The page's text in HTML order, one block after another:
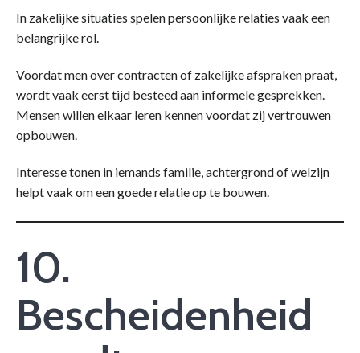
In zakelijke situaties spelen persoonlijke relaties vaak een
belangrijke rol.
Voordat men over contracten of zakelijke afspraken praat,
wordt vaak eerst tijd besteed aan informele gesprekken.
Mensen willen elkaar leren kennen voordat zij vertrouwen
opbouwen.
Interesse tonen in iemands familie, achtergrond of welzijn
helpt vaak om een goede relatie op te bouwen.
10.
Bescheidenheid